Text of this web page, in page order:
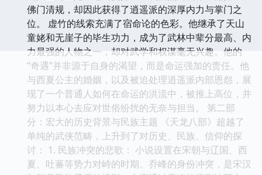
佛门清规，却因此获得了逍遥派的深厚内力与掌门之
位。 虚竹的线索充满了宿命论的色彩。他继承了天山
童姥和无崖子的毕生功力，成为了武林中辈分最高、内
力最强的人物之一，却对武学和权谋毫无兴趣。他的
“奇遇”并非源于自身的渴望，而是命运强加的责任。他
与西夏公主的婚姻，以及被迫处理逍遥派内部恩怨，展
现了一个普通人如何在命运的洪流中，被推上高位，并
努力以本心去应对世俗纷扰的无奈与担当。 第二部
分：宏大的历史背景与民族主题 《天龙八部》超越了
单纯的武侠范畴，上升到了对历史、民族、信仰的探
讨： 1. 民族冲突的悲歌： 小说设置在宋朝与辽国、西
夏、吐蕃等势力对峙的时期。乔峰的身份冲突，是宋汉